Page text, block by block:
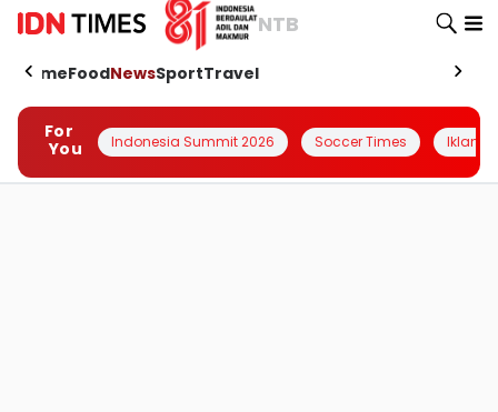
NTB
HomeFoodNewsSportTravel
For
You
Indonesia Summit 2026 Soccer Times Iklanin